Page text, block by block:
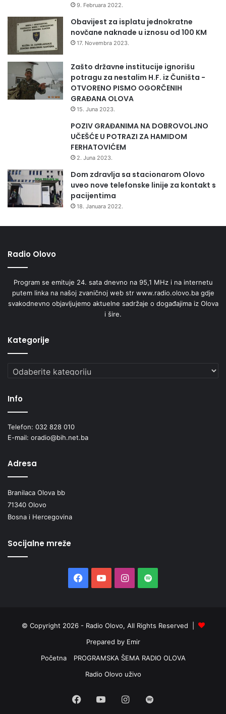
9. Februara 2022.
Obavijest za isplatu jednokratne
novčane naknade u iznosu od 100 KM
17. Novembra 2023.
Zašto državne institucije ignorišu
potragu za nestalim H.F. iz Čuništa -
OTVORENO PISMO OGORČENIH
GRAĐANA OLOVA
15. Juna 2023.
POZIV GRAĐANIMA NA DOBROVOLJNO
UČEŠĆE U POTRAZI ZA HAMIDOM
FERHATOVIĆEM
2. Juna 2023.
Dom zdravlja sa stacionarom Olovo
uveo nove telefonske linije za kontakt s
pacijentima
18. Januara 2022.
Radio Olovo
Program se emituje 24. sata dnevno na 95,1 MHz i na internetu
putem linka na našoj zvaničnoj web str www.radio.olovo.ba gdje
svakodnevno objavljujemo aktuelne sadržaje o događajima iz Olova
i šire.
Kategorije
Kategorije
Info
Telefon: 032 828 010
E-mail: oradio@bih.net.ba
Adresa
Branilaca Olova bb
71340 Olovo
Bosna i Hercegovina
Socijalne mreže
Facebook
YouTubeInstagram
Spotify
© Copyright 2026 - Radio Olovo, All Rights Reserved |
Prepared by Emir
Početna
PROGRAMSKA ŠEMA RADIO OLOVA
Radio Olovo uživo
Facebook
YouTubeInstagram
Spotify